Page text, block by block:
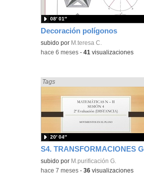
Decoración polígonos
Contenido educativo.
subido por M.teresa C.
08′ 01″
-hace 6 meses -41 visualizaciones
Encontrado «Geometría» en:
Tags
Contenido educativo.
subido por M.purificación G.
20′ 04″
-hace 7 meses -36 visualizaciones